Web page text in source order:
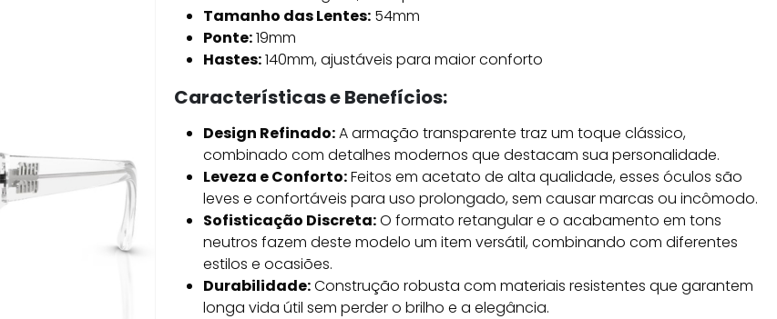
Tamanho das Lentes: 54mm
Ponte:19mm
Hastes:140mm, ajustáveis para maior conforto
Características e Benefícios:
Design Refinado:A armação transparente traz um toque clássico,
combinado com detalhes modernos que destacam sua personalidade.
Leveza e Conforto:Feitos em acetato de alta qualidade, esses óculos são
leves e confortáveis para uso prolongado, sem causar marcas ou incômodo.
Sofisticação Discreta:O formato retangular e o acabamento em tons
neutros fazem deste modelo um item versátil, combinando com diferentes
estilos e ocasiões.
Durabilidade:Construção robusta com materiais resistentes que garantem
longa vida útil sem perder o brilho e a elegância.